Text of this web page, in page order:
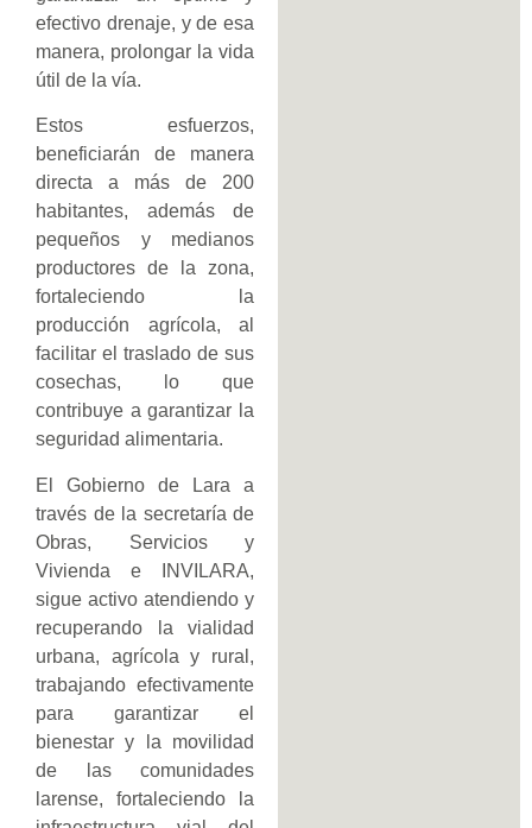
efectivo drenaje, y de esa
manera, prolongar la vida
útil de la vía.
Estos esfuerzos,
beneficiarán de manera
directa a más de 200
habitantes, además de
pequeños y medianos
productores de la zona,
fortaleciendo la
producción agrícola, al
facilitar el traslado de sus
cosechas, lo que
contribuye a garantizar la
seguridad alimentaria.
El Gobierno de Lara a
través de la secretaría de
Obras, Servicios y
Vivienda e INVILARA,
sigue activo atendiendo y
recuperando la vialidad
urbana, agrícola y rural,
trabajando efectivamente
para garantizar el
bienestar y la movilidad
de las comunidades
larense, fortaleciendo la